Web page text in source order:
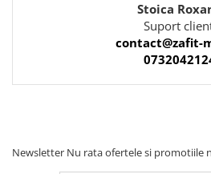
Stoica
Suport
contact@zafit-
Newsletter Nu rata ofertele si promotiile